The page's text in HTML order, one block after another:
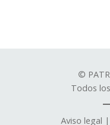
©
Todos
Aviso legal |